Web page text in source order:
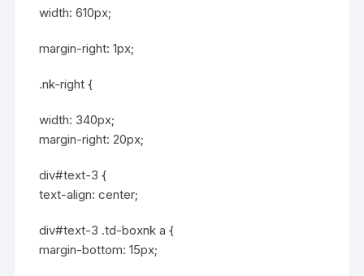
width: 610px;
margin-right: 1px;
.nk-right {
width: 340px;
margin-right: 20px;
div#text-3 {
text-align: center;
div#text-3 .td-boxnk a {
margin-bottom: 15px;